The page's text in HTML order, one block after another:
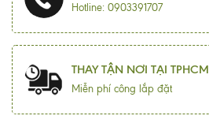
Hotline: 0903391707
THAY TẬN NƠI TẠI TPHCM
Miễn phí công lắp đặt